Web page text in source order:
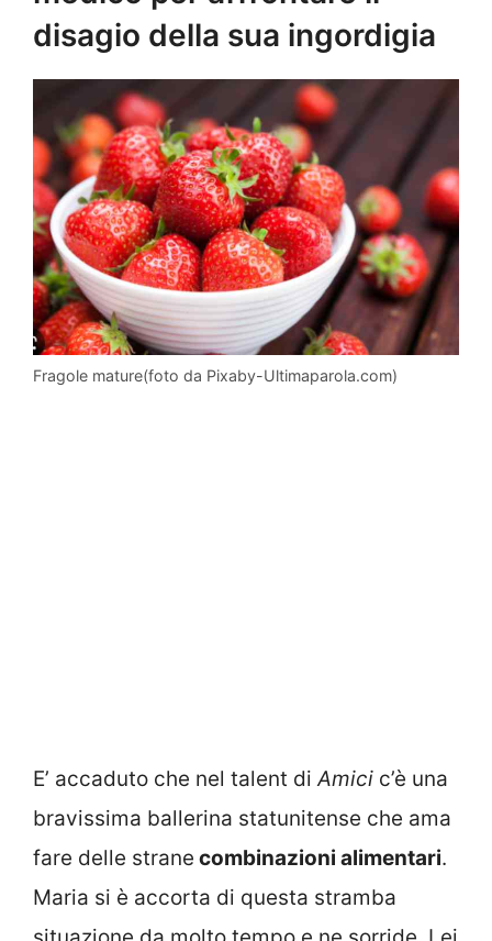
disagio della sua ingordigia
Fragole mature(foto da Pixaby-Ultimaparola.com)
E’ accaduto che nel talent diAmici c’è una
bravissima ballerina statunitense che ama
fare delle strane combinazioni alimentari.
Maria si è accorta di questa stramba